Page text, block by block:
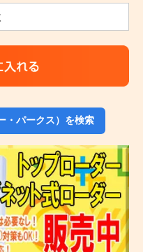
・パークス）を検索